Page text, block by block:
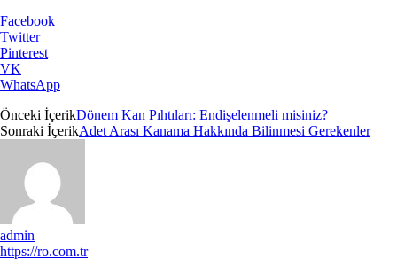
Facebook
Twitter
Pinterest
VK
WhatsApp
Önceki İçerikDönem Kan Pıhtıları: Endişelenmeli misiniz?
Sonraki İçerikAdet Arası Kanama Hakkında Bilinmesi Gerekenler
admin
https://ro.com.tr